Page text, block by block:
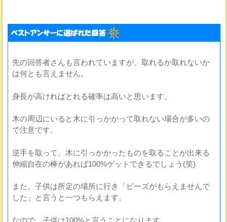
先の回答者さんも言われていますが、取れるか取れないか
は何とも言えません。
身長が高ければとれる確率は高いと思います。
木の周辺にいると木に引っかかって取れない場合が多いの
で注意です。
逆手を取って、木に引っかかったものを取ることが出来る
伸縮自在の棒があれば100%ゲットできるでしょう(笑)
また、子供は所定の場所に行き「ビーズがもらえませんで
した」と言うと一つもらえます。
なので、子供は100%と言うことになります。